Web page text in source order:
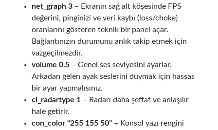
net_graph 3– Ekranın sağ alt köşesinde FPS
değerini, pinginizi ve veri kaybı (loss/choke)
oranlarını gösteren teknik bir panel açar.
Bağlantınızın durumunu anlık takip etmek için
vazgeçilmezdir.
volume 0.5– Genel ses seviyesini ayarlar.
Arkadan gelen ayak seslerini duymak için hassas
bir ayar yapmalısınız.
cl_radartype 1– Radarı daha şeffaf ve anlaşılır
hale getirir.
con_color “255 155 50”– Konsol yazı rengini